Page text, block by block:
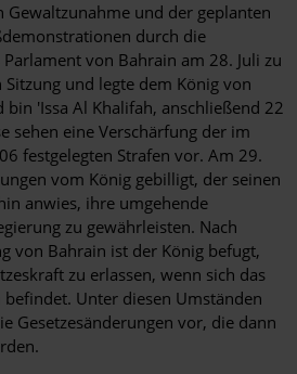
Gewaltzunahme und der geplanten
durch die
von Bahrain am 28. Juli zu
und legte dem König von
bin 'Issa Al Khalifah, anschließend 22
sehen eine Verschärfung der im
festgelegten Strafen vor. Am 29.
vom König gebilligt, der seinen
anwies, ihre umgehende
zu gewährleisten. Nach
von Bahrain ist der König befugt,
zu erlassen, wenn sich das
Unter diesen Umständen
Gesetzesänderungen vor, die dann